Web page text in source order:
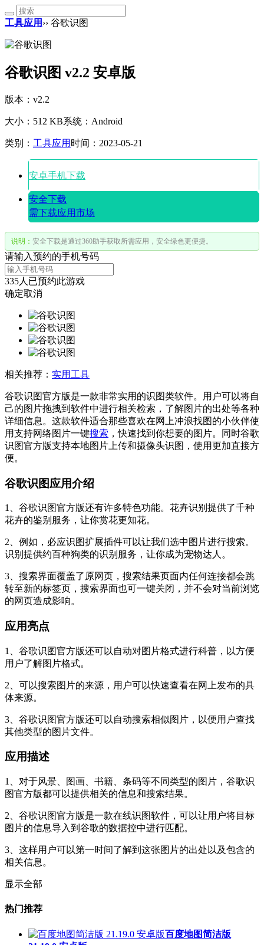
工具应用 ›› 谷歌识图
谷歌识图 v2.2 安卓版
版本：v2.2
大小：512 KB系统：Android
类别： 工具应用 时间：2023-05-21
安卓手机下载
安全下载
需下载应用市场
说明： 安全下载是通过360助手获取所需应用，安全绿色更便捷。
请输入预约的手机号码
335人已预约此游戏
确定取消
相关推荐： 实用工具
谷歌识图官方版是一款非常实用的识图类软件。用户可以将自
己的图片拖拽到软件中进行相关检索，了解图片的出处等各种
详细信息。这款软件适合那些喜欢在网上冲浪找图的小伙伴使
用支持网络图片一键搜索 ，快速找到你想要的图片。同时谷歌
识图官方版支持本地图片上传和摄像头识图，使用更加直接方
便。
谷歌识图应用介绍
1、谷歌识图官方版还有许多特色功能。花卉识别提供了千种
花卉的鉴别服务，让你赏花更知花。
2、例如，必应识图扩展插件可以让我们选中图片进行搜索。
识别提供约百种狗类的识别服务，让你成为宠物达人。
3、搜索界面覆盖了原网页，搜索结果页面内任何连接都会跳
转至新的标签页，搜索界面也可一键关闭，并不会对当前浏览
的网页造成影响。
应用亮点
1、谷歌识图官方版还可以自动对图片格式进行科普，以方便
用户了解图片格式。
2、可以搜索图片的来源，用户可以快速查看在网上发布的具
体来源。
3、谷歌识图官方版还可以自动搜索相似图片，以便用户查找
其他类型的图片文件。
应用描述
1、对于风景、图画、书籍、条码等不同类型的图片，谷歌识
图官方版都可以提供相关的信息和搜索结果。
2、谷歌识图官方版是一款在线识图软件，可以让用户将目标
图片的信息导入到谷歌的数据控中进行匹配。
3、这样用户可以第一时间了解到这张图片的出处以及包含的
相关信息。
显示全部
热门推荐
百度地图简洁版